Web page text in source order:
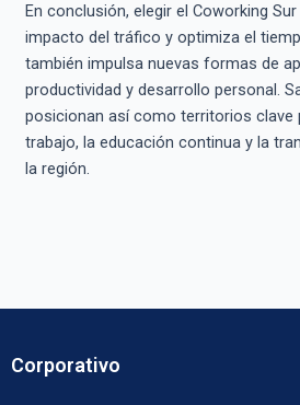
En conclusión, elegir el Coworking
impacto del tráfico y optimiza el
también impulsa nuevas formas de
productividad y desarrollo personal.
posicionan así como territorios clave
trabajo, la educación continua y la
la región.
Corporativo